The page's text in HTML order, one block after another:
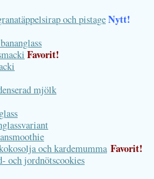
och pistageNytt!
Favorit!
mjölk
och kardemumma Favorit!
och jordnötscookies